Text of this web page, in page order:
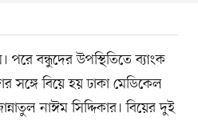
পরে বন্ধুদের উপস্থিতিতে ব্যাংক
সঙ্গে বিয়ে হয় ঢাকা মেডিকেল
নাঈম সিদ্দিকার। বিয়ের দুই